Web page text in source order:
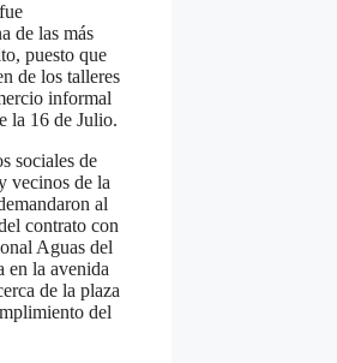
de las más
puesto que
de los talleres
informal
la 16 de Julio.
sociales de
vecinos de la
al
contrato con
Aguas del
en la avenida
de la plaza
del